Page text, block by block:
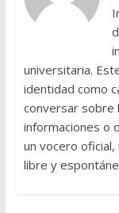
universitaria.
identidad como
conversar sobre
informaciones o
un vocero oficial,
libre y